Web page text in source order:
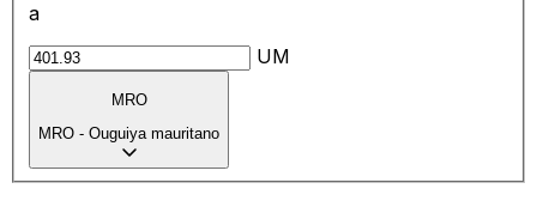
a
UM
MRO
MRO - Ouguiya mauritano